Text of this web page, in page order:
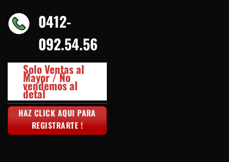
0412-
092.54.56
Solo Ventas al
Mayor / No
vendemos al
detal
HAZ CLICK AQUI PARA
REGISTRARTE !